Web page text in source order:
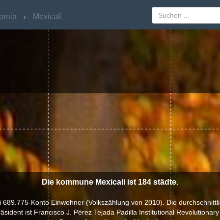
Mexicali
Die kommune Mexicali ist 184 städte.
689.775-Konto Einwohner (Volkszählung von 2010). Die
ist Francisco J. Pérez Tejada Padilla Institutional Revolutionary
Mexicali